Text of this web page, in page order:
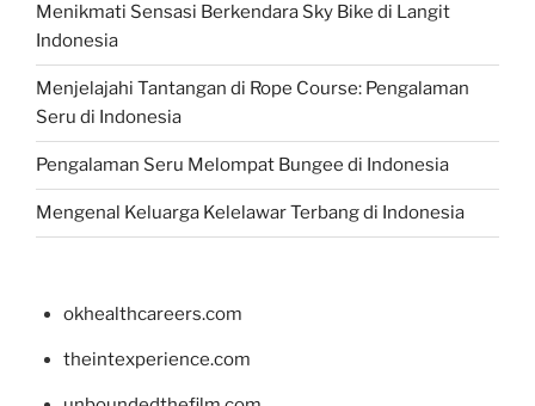
Menikmati Sensasi Berkendara Sky Bike di Langit
Indonesia
Menjelajahi Tantangan di Rope Course: Pengalaman
Seru di Indonesia
Pengalaman Seru Melompat Bungee di Indonesia
Mengenal Keluarga Kelelawar Terbang di Indonesia
okhealthcareers.com
theintexperience.com